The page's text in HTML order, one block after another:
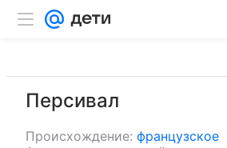
Персивал
Происхождение: французское